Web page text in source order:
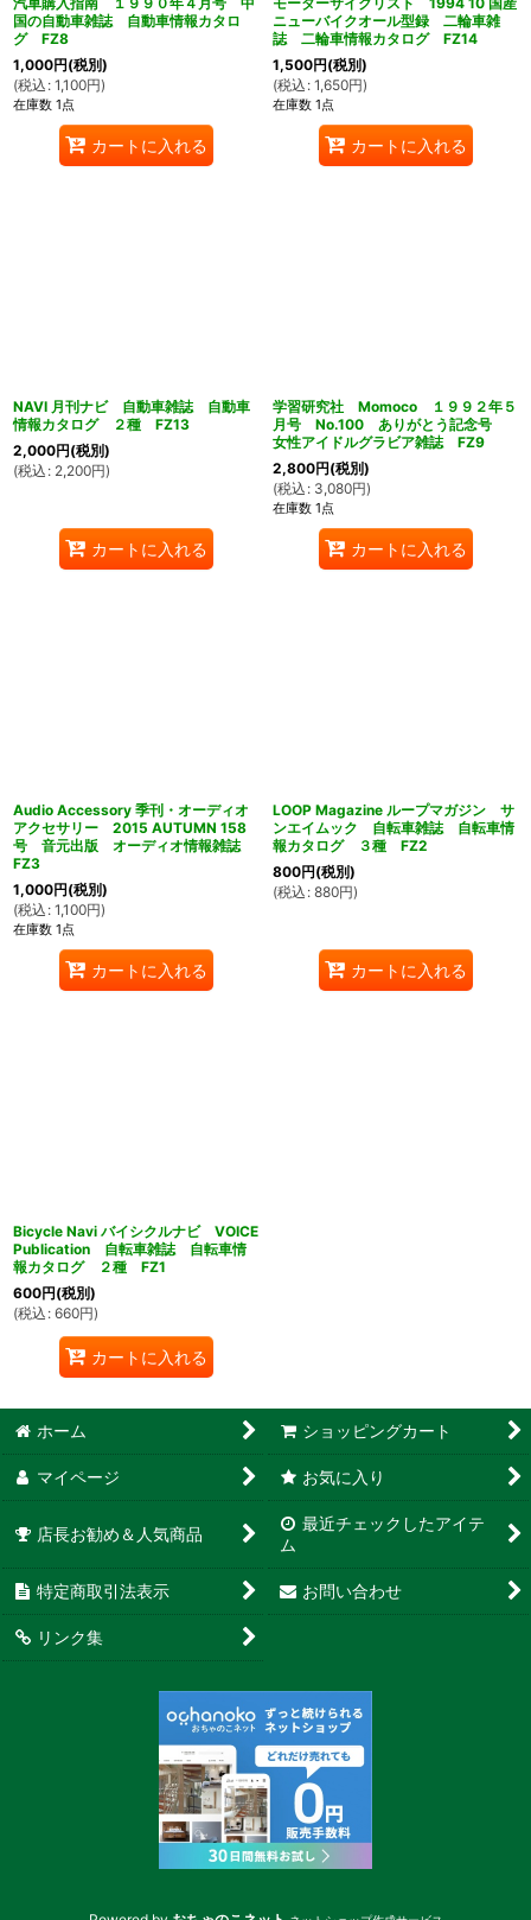
国の自動車雑誌 自動車情報カタロ
グ FZ8
1,000円(税別)
(税込 : 1,100円)
在庫数 1点
カートに入れる
ニューバイクオール型録 二輪車雑
誌 二輪車情報カタログ FZ14
1,500円(税別)
(税込 : 1,650円)
在庫数 1点
カートに入れる
NAVI 月刊ナビ 自動車雑誌 自動車
情報カタログ ２種 FZ13
2,000円(税別)
(税込 : 2,200円)
カートに入れる
学習研究社 Momoco １９９２年５
月号 No.100 ありがとう記念号
女性アイドルグラビア雑誌 FZ9
2,800円(税別)
(税込 : 3,080円)
在庫数 1点
カートに入れる
Audio Accessory 季刊・オーディオ
アクセサリー 2015 AUTUMN 158
号 音元出版 オーディオ情報雑誌
FZ3
1,000円(税別)
(税込 : 1,100円)
在庫数 1点
カートに入れる
LOOP Magazine ループマガジン サ
ンエイムック 自転車雑誌 自転車情
報カタログ ３種 FZ2
800円(税別)
(税込 : 880円)
カートに入れる
Bicycle Navi バイシクルナビ VOICE
Publication 自転車雑誌 自転車情
報カタログ ２種 FZ1
600円(税別)
(税込 : 660円)
カートに入れる
ホーム ショッピングカート
マイページ お気に入り
店長お勧め＆人気商品
最近チェックしたアイテ
ム
特定商取引法表示 お問い合わせ
リンク集